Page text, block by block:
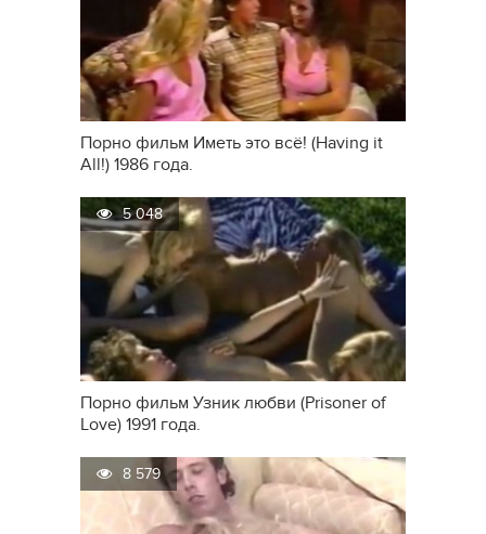
Порно фильм Иметь это всё! (Having it
All!) 1986 года.
5 048
Порно фильм Узник любви (Prisoner of
Love) 1991 года.
8 579